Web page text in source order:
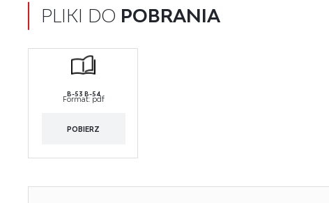
PLIKI DO POBRANIA
B-53 B-54
Format: pdf
POBIERZ